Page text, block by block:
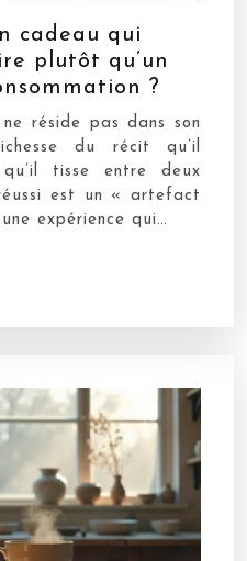
cadeau qui
plutôt qu’un
?
réside pas dans son
du récit qu’il
tisse entre deux
est un « artefact
expérience qui…